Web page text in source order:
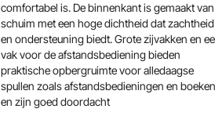
comfortabel is. De binnenkant is gemaakt van
schuim met een hoge dichtheid dat zachtheid
en ondersteuning biedt. Grote zijvakken en
vak voor de afstandsbediening bieden
praktische opbergruimte voor alledaagse
spullen zoals afstandsbedieningen en boeken
en zijn goed doordacht